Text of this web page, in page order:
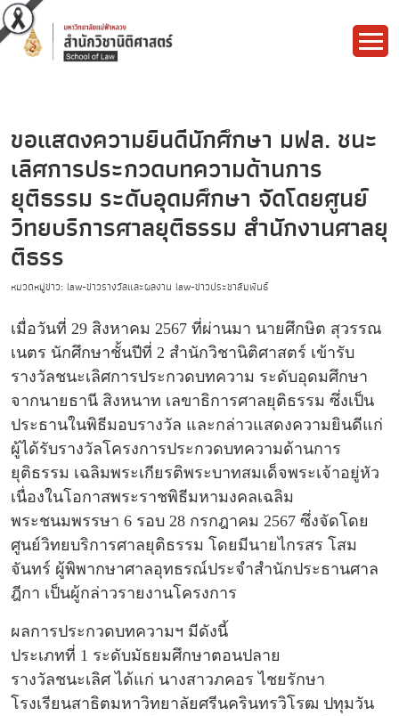
ขอแสดงความยินดีนักศึกษา มฟล. ชนะ
เลิศการประกวดบทความด้านการ
ยุติธรรม ระดับอุดมศึกษา จัดโดยศูนย์
วิทยบริการศาลยุติธรรม สำนักงานศาลยุ
ติธรร
หมวดหมู่ข่าว: law-ข่าวรางวัลและผลงาน law-ข่าวประชาสัมพันธ์
เมื่อวันที่ 29 สิงหาคม 2567 ที่ผ่านมา นายศึกษิต สุวรรณ
เนตร นักศึกษาชั้นปีที่ 2 สำนักวิชานิติศาสตร์ เข้ารับ
รางวัลชนะเลิศการประกวดบทความ ระดับอุดมศึกษา
จากนายธานี สิงหนาท เลขาธิการศาลยุติธรรม ซึ่งเป็น
ประธานในพิธีมอบรางวัล และกล่าวแสดงความยินดีแก่
ผู้ได้รับรางวัลโครงการประกวดบทความด้านการ
ยุติธรรม เฉลิมพระเกียรติพระบาทสมเด็จพระเจ้าอยู่หัว
เนื่องในโอกาสพระราชพิธีมหามงคลเฉลิม
พระชนมพรรษา 6 รอบ 28 กรกฎาคม 2567 ซึ่งจัดโดย
ศูนย์วิทยบริการศาลยุติธรรม โดยมีนายไกรสร โสม
จันทร์ ผู้พิพากษาศาลอุทธรณ์ประจำสำนักประธานศาล
ฎีกา เป็นผู้กล่าวรายงานโครงการ
ผลการประกวดบทความฯ มีดังนี้
ประเภทที่ 1 ระดับมัธยมศึกษาตอนปลาย
รางวัลชนะเลิศ ได้แก่ นางสาวภคอร ไชยรักษา
โรงเรียนสาธิตมหาวิทยาลัยศรีนครินทรวิโรฒ ปทุมวัน